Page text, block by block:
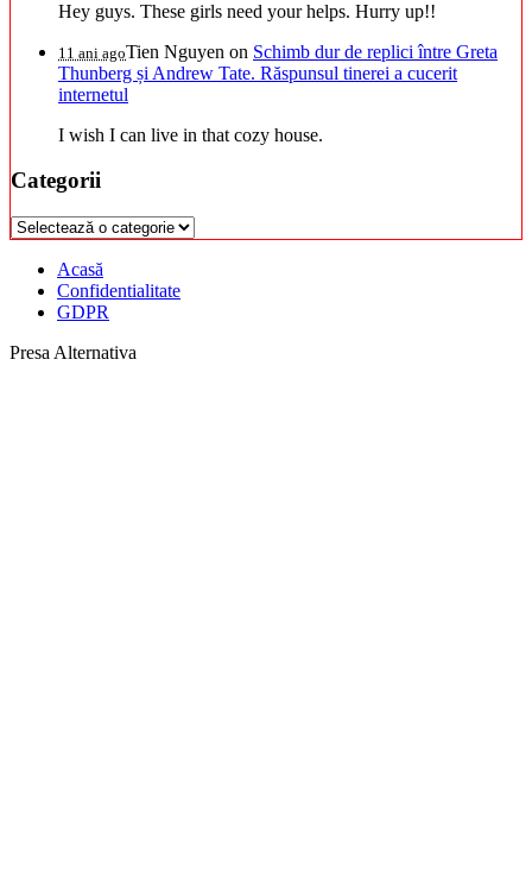
Hey guys. These girls need your helps. Hurry up!!
11 ani agoTien Nguyen on Schimb dur de replici între Greta
Thunberg și Andrew Tate. Răspunsul tinerei a cucerit
internetul
I wish I can live in that cozy house.
Categorii
Categorii
Acasă
Confidentialitate
GDPR
Presa Alternativa